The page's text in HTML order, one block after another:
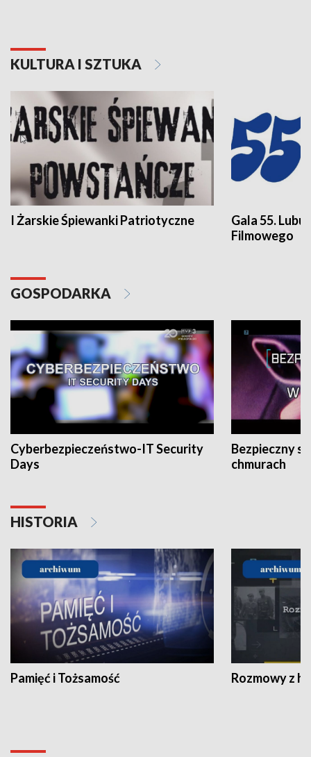
KULTURA I SZTUKA
I Żarskie Śpiewanki Patriotyczne
Gala 55.
Filmowego
GOSPODARKA
Cyberbezpieczeństwo-IT Security
Days
Bezpieczny
chmurach
HISTORIA
Pamięć i Tożsamość Rozmowy z